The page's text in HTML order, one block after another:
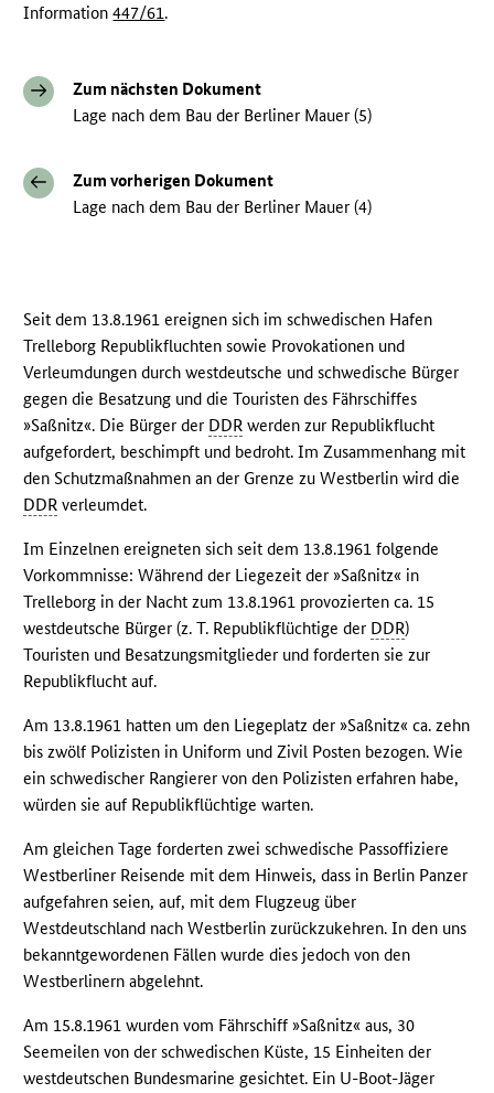
Information447/61.
Zum nächsten Dokument
Lage nach dem Bau der Berliner Mauer (5)
Zum vorherigen Dokument
Lage nach dem Bau der Berliner Mauer (4)
Seit dem 13.8.1961 ereignen sich im schwedischen Hafen
Trelleborg Republikfluchten sowie Provokationen und
Verleumdungen durch westdeutsche und schwedische Bürger
gegen die Besatzung und die Touristen des Fährschiffes
»Saßnitz«. Die Bürger der DDR werden zur Republikflucht
aufgefordert, beschimpft und bedroht. Im Zusammenhang mit
den Schutzmaßnahmen an der Grenze zu Westberlin wird die
DDR verleumdet.
Im Einzelnen ereigneten sich seit dem 13.8.1961 folgende
Vorkommnisse: Während der Liegezeit der »Saßnitz« in
Trelleborg in der Nacht zum 13.8.1961 provozierten ca. 15
westdeutsche Bürger (z. T. Republikflüchtige der DDR)
Touristen und Besatzungsmitglieder und forderten sie zur
Republikflucht auf.
Am 13.8.1961 hatten um den Liegeplatz der »Saßnitz« ca. zehn
bis zwölf Polizisten in Uniform und Zivil Posten bezogen. Wie
ein schwedischer Rangierer von den Polizisten erfahren habe,
würden sie auf Republikflüchtige warten.
Am gleichen Tage forderten zwei schwedische Passoffiziere
Westberliner Reisende mit dem Hinweis, dass in Berlin Panzer
aufgefahren seien, auf, mit dem Flugzeug über
Westdeutschland nach Westberlin zurückzukehren. In den uns
bekanntgewordenen Fällen wurde dies jedoch von den
Westberlinern abgelehnt.
Am 15.8.1961 wurden vom Fährschiff »Saßnitz« aus, 30
Seemeilen von der schwedischen Küste, 15 Einheiten der
westdeutschen Bundesmarine gesichtet. Ein U-Boot-Jäger